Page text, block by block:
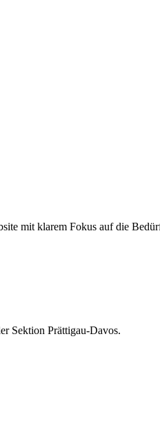
mit klarem Fokus auf die
Sektion Prättigau-Davos.